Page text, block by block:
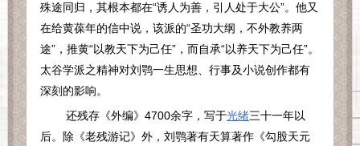
殊途同归，其根本都在“诱人为善，引人处于大公”。他又
在给黄葆年的信中说，该派的“圣功大纲，不外教养两
途”，推黄“以教天下为己任”，而自承“以养天下为己任”。
太谷学派之精神对刘鹗一生思想、行事及小说创作都有
深刻的影响。
还残存《外编》 4700余字，写于光绪三十一年以
后。除《老残游记》外，刘鹗著有天算著作《勾股天元